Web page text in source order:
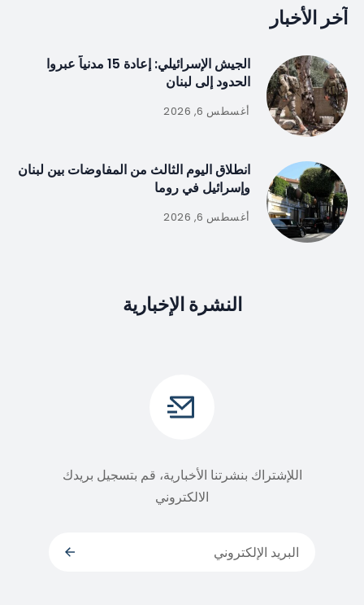
آخر الأخبار
الجيش الإسرائيلي: إعادة 15 مدنياً عبروا
الحدود إلى لبنان
أغسطس 6, 2026
انطلاق اليوم الثالث من المفاوضات بين لبنان
وإسرائيل في روما
أغسطس 6, 2026
النشرة الإخبارية
اللإشتراك بنشرتنا الأخبارية، قم بتسجيل بريدك
الالكتروني